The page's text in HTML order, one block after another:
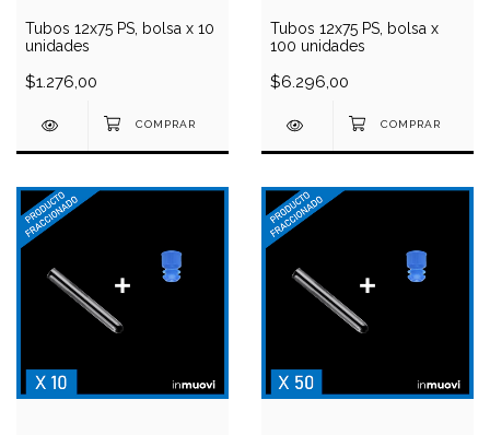
Tubos 12x75 PS, bolsa x 10
unidades
$1.276,00
Tubos 12x75 PS, bolsa x
100 unidades
$6.296,00